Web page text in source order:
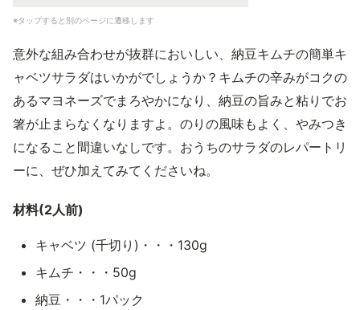
※タップすると別のページに遷移します
意外な組み合わせが抜群においしい、納豆キムチの簡単キ
ャベツサラダはいかがでしょうか？キムチの辛みがコクの
あるマヨネーズでまろやかになり、納豆の旨みと粘りでお
箸が止まらなくなりますよ。のりの風味もよく、やみつき
になること間違いなしです。おうちのサラダのレパートリ
ーに、ぜひ加えてみてくださいね。
材料(2人前)
キャベツ (千切り)・・・130g
キムチ・・・50g
納豆・・・1パック